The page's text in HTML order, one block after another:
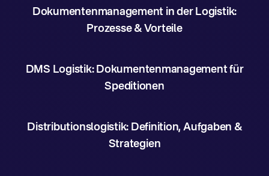
Dokumentenmanagement in der Logistik:
Prozesse & Vorteile
DMS Logistik: Dokumentenmanagement für
Speditionen
Distributionslogistik: Definition, Aufgaben &
Strategien